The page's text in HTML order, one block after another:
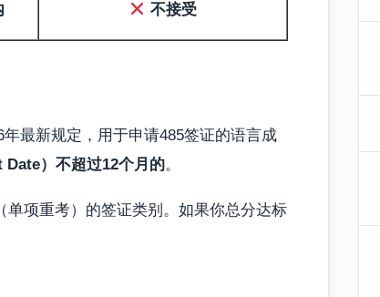
不接受
年最新规定，用于申请485签证的语言成
）不超过12个月的。
单项重考）的签证类别。如果你总分达标